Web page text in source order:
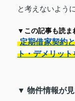
と考えないよう
▼この記事も読ま
定期借家契約
ト・デメリット
▼ 物件情報が